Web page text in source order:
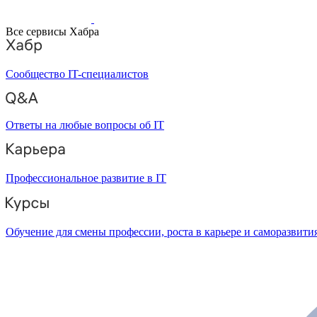
Все сервисы Хабра
Сообщество IT-специалистов
Ответы на любые вопросы об IT
Профессиональное развитие в IT
Обучение для смены профессии, роста в карьере и